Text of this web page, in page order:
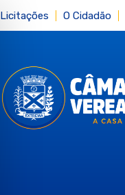
Licitações O Cidadão